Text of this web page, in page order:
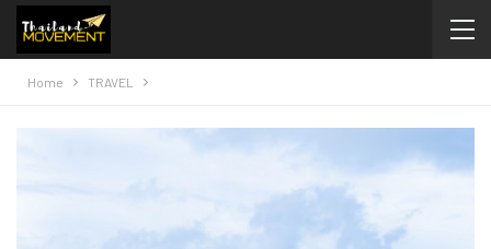
Home TRAVEL